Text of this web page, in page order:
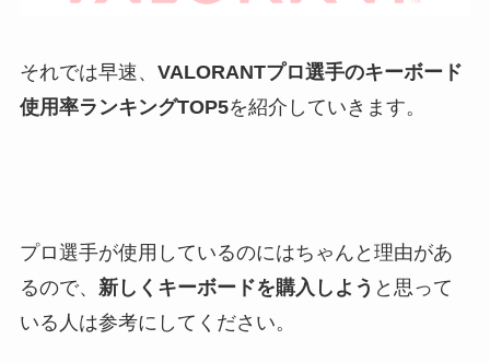
それでは早速、 VALORANTプロ選手のキーボード
使用率ランキングTOP5を紹介していきます。
プロ選手が使用しているのにはちゃんと理由があ
るので、 新しくキーボードを購入しよう と思って
いる人は参考にしてください。